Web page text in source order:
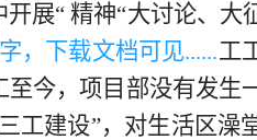
开展“ 精神“大讨论、大
，下载文档可见......工
今，项目部没有发生
工建设”，对生活区澡